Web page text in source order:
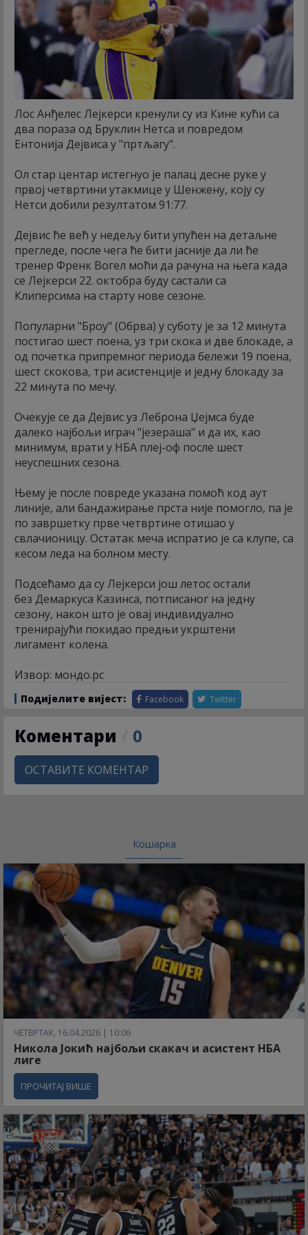
Лос Анђелес Лејкерси кренули су из Кине кући са
два пораза од Бруклин Нетса и повредом
Ентонија Дејвиса у "пртљагу".
Ол стар центар истегнуо је палац десне руке у
првој четвртини утакмице у Шенжену, коју су
Нетси добили резултатом 91:77.
Дејвис ће већ у недељу бити упућен на детаљне
прегледе, после чега ће бити јасније да ли ће
тренер Френк Вогел моћи да рачуна на њега када
се Лејкерси 22. октобра буду састали са
Клиперсима на старту нове сезоне.
Популарни "Броу" (Обрва) у суботу је за 12 минута
постигао шест поена, уз три скока и две блокаде, а
од почетка припремног периода бележи 19 поена,
шест скокова, три асистенције и једну блокаду за
22 минута по мечу.
Очекује се да Дејвис уз Леброна Џејмса буде
далеко најбољи играч "језераша" и да их, као
минимум, врати у НБА плеј-оф после шест
неуспешних сезона.
Њему је после повреде указана помоћ код аут
линије, али бандажирање прста није помогло, па је
по завршетку прве четвртине отишао у
свлачионицу. Остатак меча испратио је са клупе, са
кесом леда на болном месту.
Подсећамо да су Лејкерси још летос остали
без Демаркуса Казинса, потписаног на једну
сезону, након што је овај индивидуално
тренирајући покидао предњи укрштени
лигамент колена.
Извор: мондо.рс
Подијелите вијест: Facebook Twitter
Коментари 0
ОСТАВИТЕ КОМЕНТАР
Кошарка
ЧЕТВРТАК, 16.04.2026 | 10:06
Никола Јокић најбољи скакач и асистент НБА
лиге
ПРОЧИТАЈ ВИШЕ